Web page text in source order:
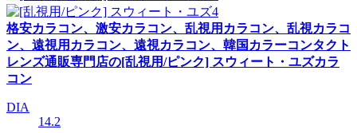
格安カラコン、激安カラコン、乱視用カラコン、乱視カラコ
ン、遠視用カラコン、遠視カラコン、韓国カラーコンタクト
レンズ通販専門店の[乱視用/ピンク] スウィート・ユズカラ
コン
DIA
14.2